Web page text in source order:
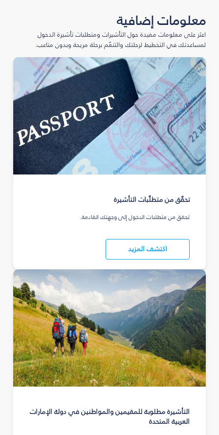
معلومات إضافية
اعثر على معلومات مفيدة حول التأشيرات ومتطلبات تأشيرة الدخول
لمساعدتك في التخطيط لرحلتك والتنعّم برحلة مريحة وبدون متاعب.
تحقّق من متطلّبات التأشيرة
تحقق من متطلبات الدخول إلى وجهتك القادمة.
اكتشف المزيد
التأشيرة مطلوبة للمقيمين والمواطنين في دولة الإمارات
العربية المتحدة